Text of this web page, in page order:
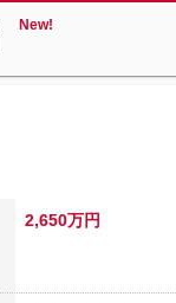
New!
2,650万円